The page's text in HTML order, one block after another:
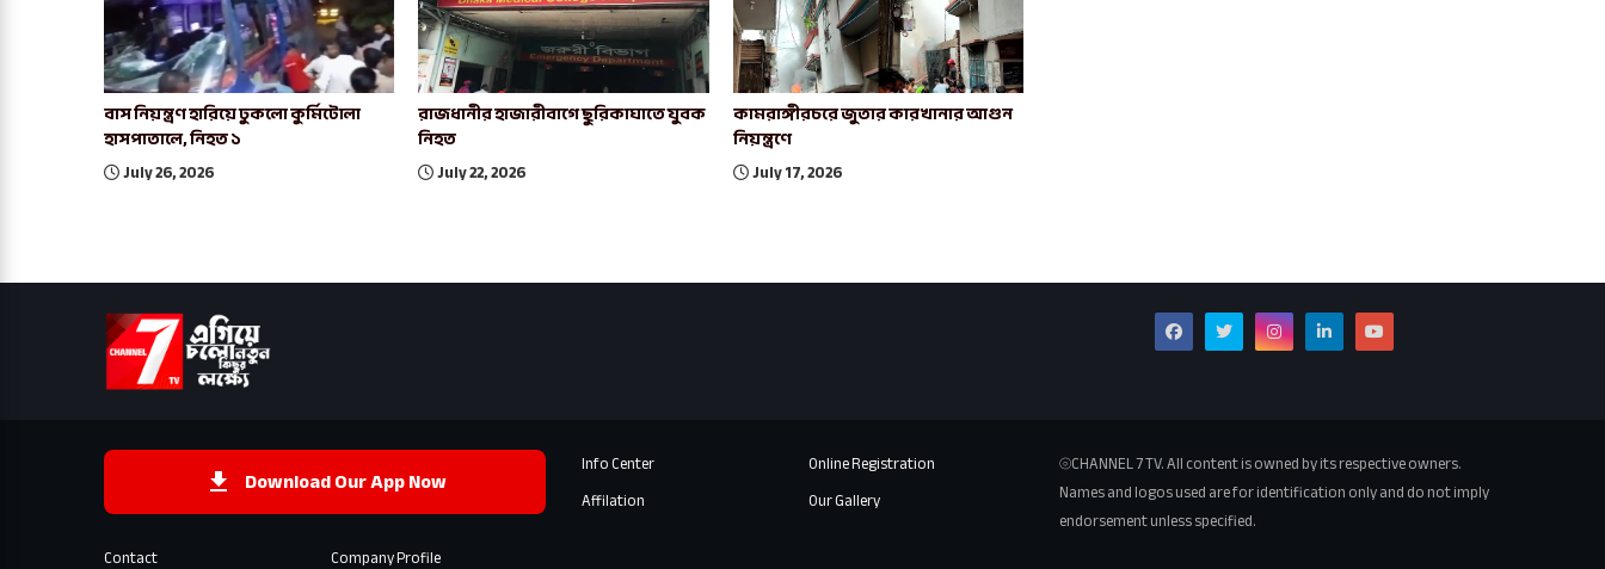
বাস নিয়ন্ত্রণ হারিয়ে ঢুকলো কুর্মিটোলা
হাসপাতালে, নিহত ১
July 26, 2026
রাজধানীর হাজারীবাগে ছুরিকাঘাতে যুবক
নিহত
July 22, 2026
কামরাঙ্গীরচরে জুতার কারখানার আগুন
নিয়ন্ত্রণে
July 17, 2026
Download Our App Now
Contact Company Profile
Info Center
Online Registration
Affilation
Our Gallery
⦾CHANNEL 7 TV. All content is owned by its respective owners.
Names and logos used are for identification only and do not imply
endorsement unless specified.